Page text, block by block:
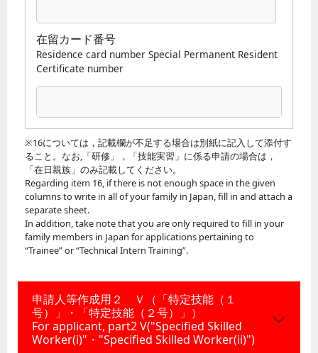
在留カード番号
Residence card number Special Permanent Resident
Certificate number
※16については，記載欄が不足する場合は別紙に記入して添付す
ること。なお,「研修」，「技能実習」に係る申請の場合は，
「在日親族」のみ記載してください。
Regarding item 16, if there is not enough space in the given
columns to write in all of your family in Japan, fill in and attach a
separate sheet.
In addition, take note that you are only required to fill in your
family members in Japan for applications pertaining to
“Trainee” or “Technical Intern Training”.
申請人等作成用２ Ｖ（「特定技能（１
号）」・「特定技能（２号）」）
For applicant, part2 V("Specified Skilled
Worker(i)"・"Specified Skilled Worker(ii)")